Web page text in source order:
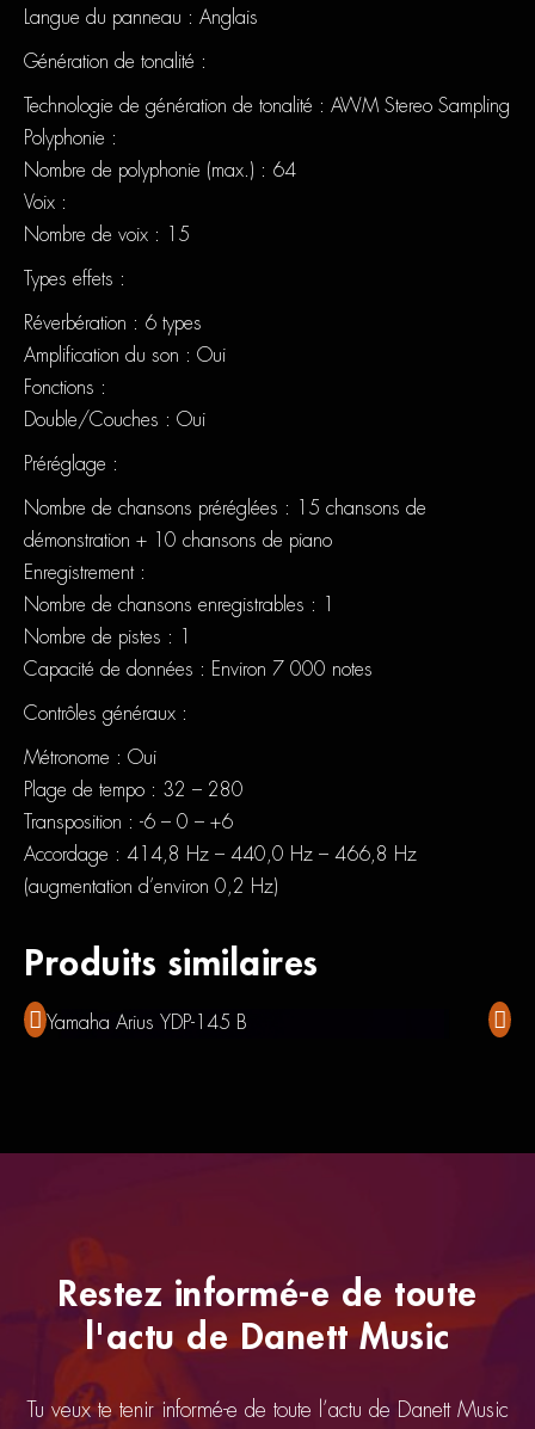
Langue du panneau : Anglais
Génération de tonalité :
Technologie de génération de tonalité : AWM Stereo Sampling
Polyphonie :
Nombre de polyphonie (max.) : 64
Voix :
Nombre de voix : 15
Types effets :
Réverbération : 6 types
Amplification du son : Oui
Fonctions :
Double/Couches : Oui
Préréglage :
Nombre de chansons préréglées : 15 chansons de
démonstration + 10 chansons de piano
Enregistrement :
Nombre de chansons enregistrables : 1
Nombre de pistes : 1
Capacité de données : Environ 7 000 notes
Contrôles généraux :
Métronome : Oui
Plage de tempo : 32 – 280
Transposition : -6 – 0 – +6
Accordage : 414,8 Hz – 440,0 Hz – 466,8 Hz
(augmentation d’environ 0,2 Hz)
Produits similaires
Yamaha Arius YDP-145 B
Restez informé-e de toute
l'actu de Danett Music
Tu veux te tenir informé-e de toute l’actu de Danett Music